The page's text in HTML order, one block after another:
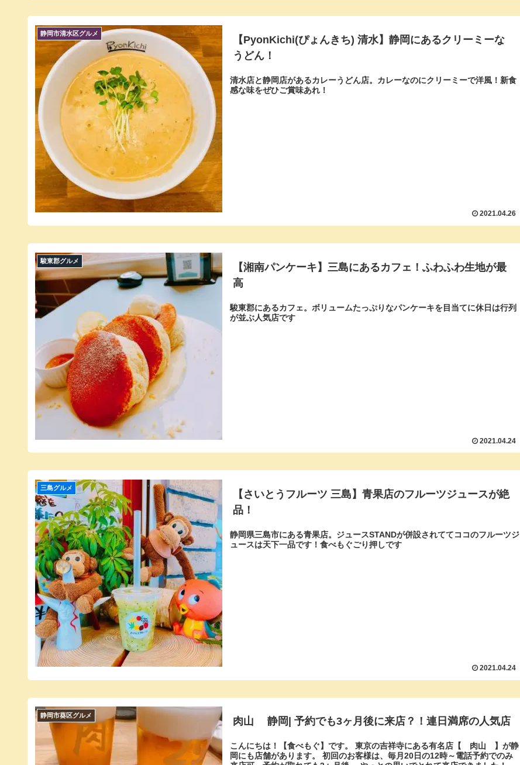
静岡市清水区グルメ
【PyonKichi(ぴょんきち) 清水】静岡にあるクリーミーな
うどん！
清水店と静岡店があるカレーうどん店。カレーなのにクリーミーで洋風！新食
感な味をぜひご賞味あれ！
2021.04.26
駿東郡グルメ
【湘南パンケーキ】三島にあるカフェ！ふわふわ生地が最
高
駿東郡にあるカフェ。ボリュームたっぷりなパンケーキを目当てに休日は行列
が並ぶ人気店です
2021.04.24
三島グルメ
【さいとうフルーツ 三島】青果店のフルーツジュースが絶
品！
静岡県三島市にある青果店。ジュースSTANDが併設されててココのフルーツジ
ュースは天下一品です！食べもぐごり押しです
2021.04.24
静岡市葵区グルメ
肉山 静岡| 予約でも3ヶ月後に来店？！連日満席の人気店
こんにちは！【食べもぐ】です。 東京の吉祥寺にある有名店【 肉山 】が静
岡にも店舗があります。 初回のお客様は、毎月20日の12時～電話予約でのみ